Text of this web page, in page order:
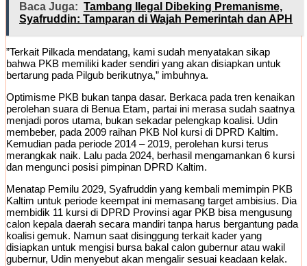
Baca Juga: Tambang Ilegal Dibeking Premanisme,
Syafruddin: Tamparan di Wajah Pemerintah dan APH
​”Terkait Pilkada mendatang, kami sudah menyatakan sikap
bahwa PKB memiliki kader sendiri yang akan disiapkan untuk
bertarung pada Pilgub berikutnya,” imbuhnya.
​Optimisme PKB bukan tanpa dasar. Berkaca pada tren kenaikan
perolehan suara di Benua Etam, partai ini merasa sudah saatnya
menjadi poros utama, bukan sekadar pelengkap koalisi. Udin
membeber, pada 2009 raihan PKB Nol kursi di DPRD Kaltim.
Kemudian pada periode 2014 – 2019, perolehan kursi terus
merangkak naik. Lalu pada 2024, berhasil mengamankan 6 kursi
dan mengunci posisi pimpinan DPRD Kaltim.
​Menatap Pemilu 2029, Syafruddin yang kembali memimpin PKB
Kaltim untuk periode keempat ini memasang target ambisius. Dia
membidik 11 kursi di DPRD Provinsi agar PKB bisa mengusung
calon kepala daerah secara mandiri tanpa harus bergantung pada
koalisi gemuk. Namun saat disinggung terkait kader yang
disiapkan untuk mengisi bursa bakal calon gubernur atau wakil
gubernur, Udin menyebut akan mengalir sesuai keadaan kelak.